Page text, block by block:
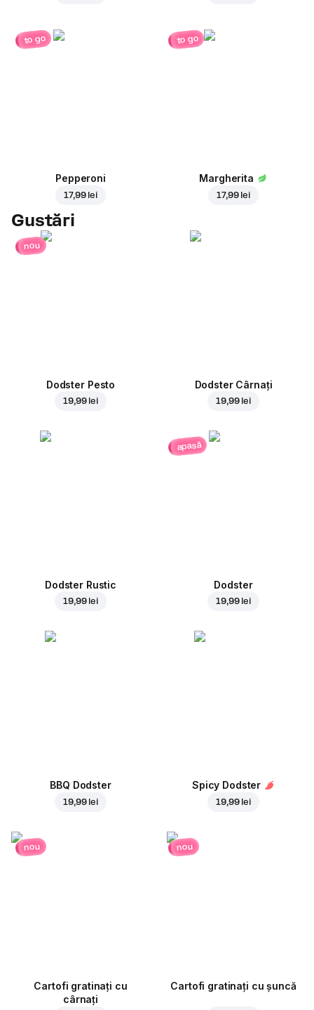
to go
Pepperoni
17,99 lei
to go
Margherita
17,99 lei
Gustări
nou
Dodster Pesto
19,99 lei
Dodster Cârnați
19,99 lei
Dodster Rustic
19,99 lei
apasă
Dodster
19,99 lei
BBQ Dodster
19,99 lei
Spicy Dodster
19,99 lei
nou
Cartofi gratinați cu
cârnați
nou
Cartofi gratinați cu șuncă